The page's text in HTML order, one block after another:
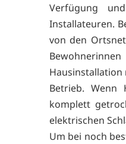
Verfügung
Installateuren.
von den
Betrieb. Wenn
komplett
elektrischen
Um bei noch